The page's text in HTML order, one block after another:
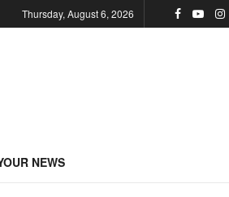
Thursday, August 6, 2026
NEWS